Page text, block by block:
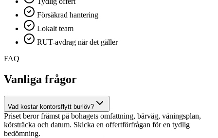
Försäkrad hantering
Lokalt team
RUT-avdrag när det gäller
FAQ
Vanliga frågor
Vad kostar kontorsflytt burlöv?
Priset beror främst på bohagets omfattning, bärväg, våningsplan,
körsträcka och datum. Skicka en offertförfrågan för en tydlig
bedömning.